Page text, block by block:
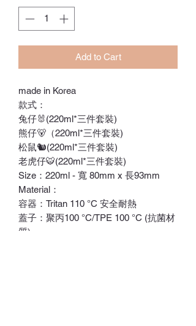
Add to Cart
made in Korea
款式：
兔仔🐰(220ml*三件套裝)
熊仔🐻（220ml*三件套裝)
松鼠🐿️(220ml*三件套裝)
老虎仔🐯(220ml*三件套裝)
Size：220ml - 寬 80mm x 長93mm
Material：
容器：Tritan 110 °C 安全耐熱
蓋子：聚丙100 °C/TPE 100 °C (抗菌材
質)